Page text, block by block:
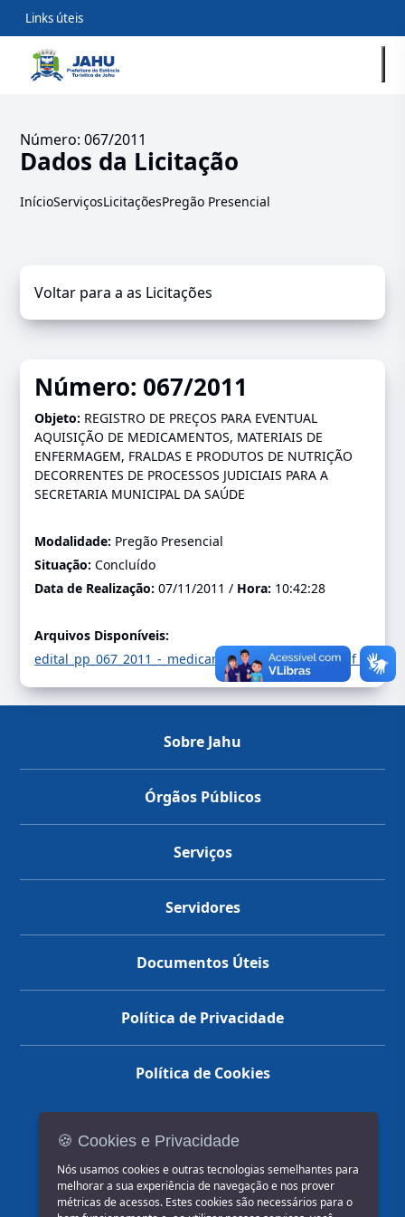
Links úteis
Número: 067/2011
Dados da Licitação
InícioServiçosLicitaçõesPregão Presencial
Voltar para a as Licitações
Número: 067/2011
Objeto: REGISTRO DE PREÇOS PARA EVENTUAL
AQUISIÇÃO DE MEDICAMENTOS, MATERIAIS DE
ENFERMAGEM, FRALDAS E PRODUTOS DE NUTRIÇÃO
DECORRENTES DE PROCESSOS JUDICIAIS PARA A
SECRETARIA MUNICIPAL DA SAÚDE
Modalidade: Pregão Presencial
Situação:Concluído
Data de Realização:07/11/2011 / Hora: 10:42:28
Arquivos Disponíveis:
edital_pp_067_2011_-_medicamentos_judiciais_rp.pdf-
Sobre Jahu
Órgãos Públicos
Serviços
Servidores
Documentos Úteis
Política de Privacidade
Política de Cookies
🍪 Cookies e Privacidade
Nós usamos cookies e outras tecnologias semelhantes para
melhorar a sua experiência de navegação e nos prover
métricas de acessos. Estes cookies são necessários para o